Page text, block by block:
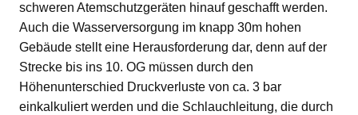
schweren Atemschutzgeräten hinauf geschafft werden.
Auch die Wasserversorgung im knapp 30m hohen
Gebäude stellt eine Herausforderung dar, denn auf der
Strecke bis ins 10. OG müssen durch den
Höhenunterschied Druckverluste von ca. 3 bar
einkalkuliert werden und die Schlauchleitung, die durch